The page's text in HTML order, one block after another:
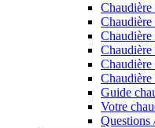
Chaudière
Chaudière
Chaudière
Chaudière
Chaudière
Guide
Votre
Questions